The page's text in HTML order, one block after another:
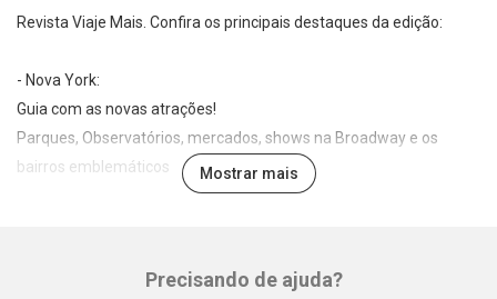
Revista Viaje Mais. Confira os principais destaques da edição:
- Nova York:
Guia com as novas atrações!
Parques, Observatórios, mercados, shows na Broadway e os
bairros emblemáticos
- São Roque, enoturismo pertinho de São Paulo
Mostrar mais
Precisando de ajuda?
Facebook Twitter